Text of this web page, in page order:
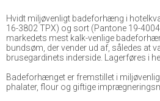
Hvidt miljøvenligt badeforhæng i
16-3802 TPX) og sort (Pantone 19-
markedets mest kalk-venlige
bundsøm, der vender ud af, således at
brusegardinets inderside. Lagerføres i
Badeforhænget er fremstillet i
phalater, flour og giftige